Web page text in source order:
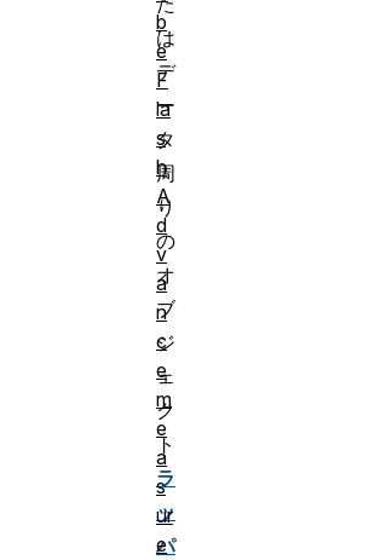
は
デ
ー
タ
周
り
の
オ
ブ
ジ
ェ
ク
ト
ラ
ッ
パ
b
e
F
la
s
h
A
d
v
a
n
c
e
m
e
a
s
ur
e